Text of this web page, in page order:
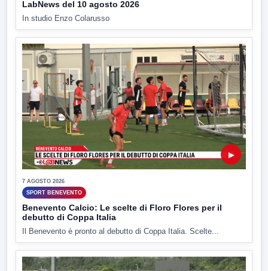
LabNews del 10 agosto 2026
In studio Enzo Colarusso
▶
7 AGOSTO 2026
SPORT BENEVENTO
Benevento Calcio: Le scelte di Floro Flores per il
debutto di Coppa Italia
Il Benevento è pronto al debutto di Coppa Italia. Scelte...